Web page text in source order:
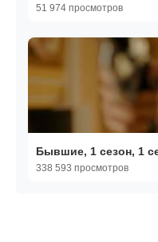
51 974 просмотров
Бывшие, 1 сезон, 1
338 593 просмотров